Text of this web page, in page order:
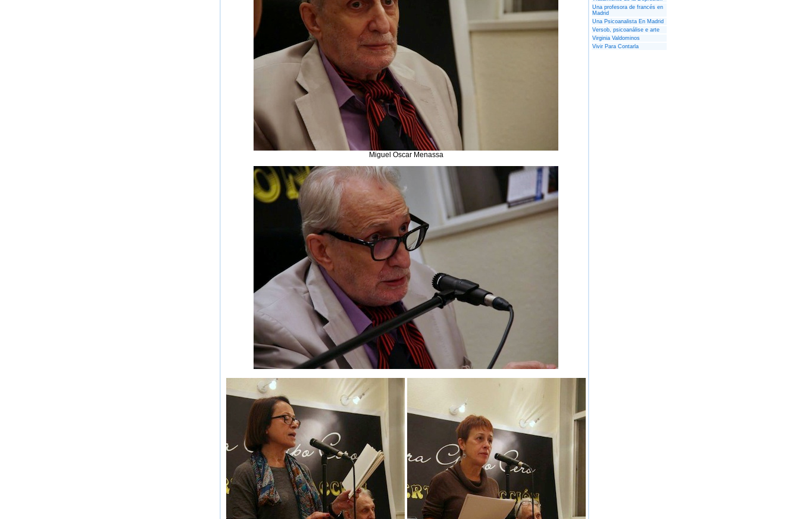
Miguel Oscar Menassa
Una profesora de francés en
Madrid
Una Psicoanalista En Madrid
Versob, psicoanálise e arte
Virginia Valdominos
Vivir Para Contarla